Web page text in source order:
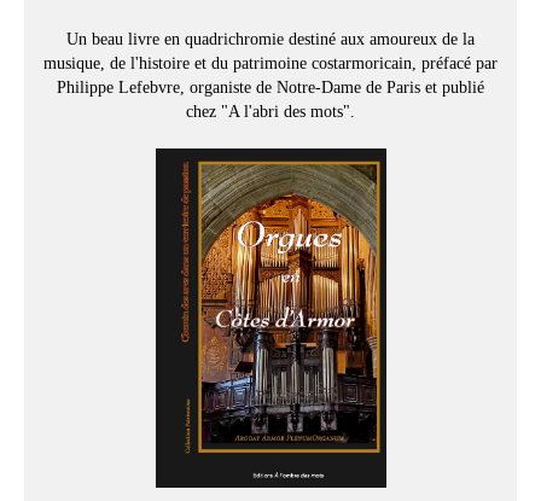
Un beau livre en quadrichromie destiné aux amoureux de la
musique, de l'histoire et du patrimoine costarmoricain, préfacé par
Philippe Lefebvre, organiste de Notre-Dame de Paris et publié
chez "A l'abri des mots".